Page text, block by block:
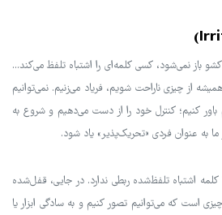
باز نمی‌شود، کسی کلمه‌ای را اشتباه تلفظ می‌کند...
از چیزی ناراحت شویم، فریاد می‌زنیم. نمی‌توانیم
کنیم؛ کنترل خود را از دست می‌دهیم و شروع به
به عنوان فردی «تحریک‌پذیر» یاد شود.
کلمه اشتباه تلفظ‌شده ربطی ندارد. در جایی، قفل‌شده
است که می‌توانیم تصور کنیم و به سادگی ابزار یا